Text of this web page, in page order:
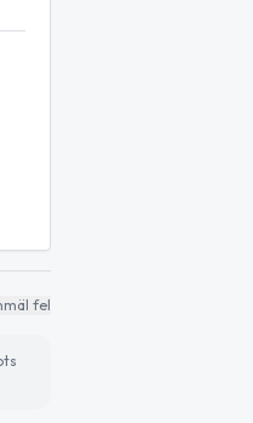
fel